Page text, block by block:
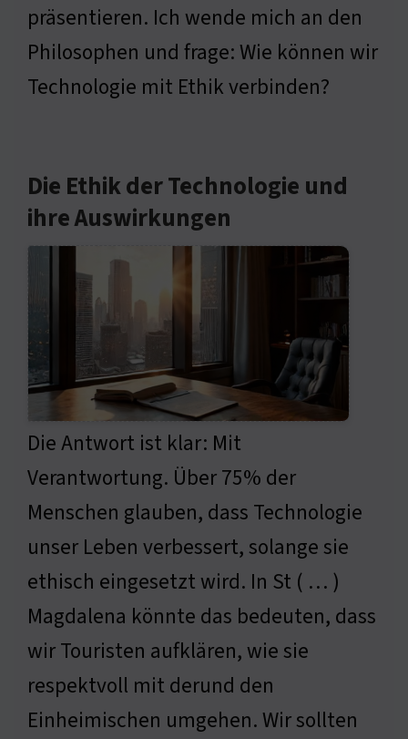
präsentieren. Ich wende mich an den
Philosophen und frage: Wie können wir
Technologie mit Ethik verbinden?
Die Ethik der Technologie und
ihre Auswirkungen
Die Antwort ist klar: Mit
Verantwortung. Über 75% der
Menschen glauben, dass Technologie
unser Leben verbessert, solange sie
ethisch eingesetzt wird. In St ( … )
Magdalena könnte das bedeuten, dass
wir Touristen aufklären, wie sie
respektvoll mit derund den
Einheimischen umgehen. Wir sollten